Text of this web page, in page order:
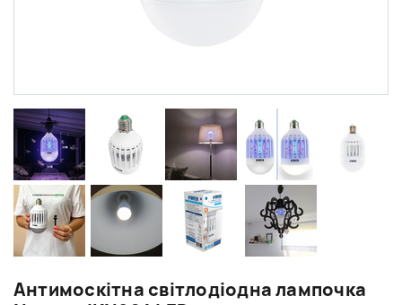
Антимоскітна світлодіодна лампочка